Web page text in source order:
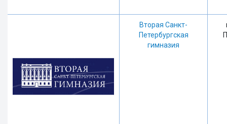
Вторая Санкт-
Петербургская
гимназия